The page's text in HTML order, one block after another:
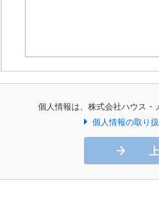
個人情報は、株式会社ハウス・
個人情報の取り